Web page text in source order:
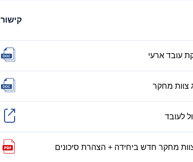
קישור
עובד ארעי
צוות מחקר
לעובד
מחקר חדש ביחידה + הצהרת סיכונים